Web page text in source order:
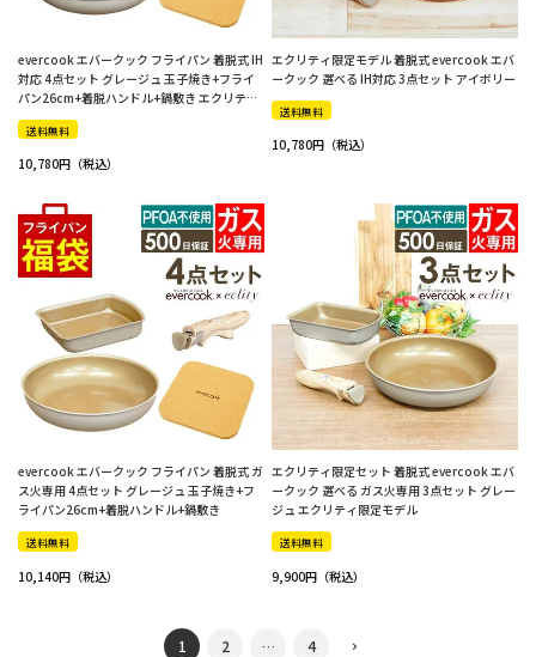
evercook エバークック フライパン 着脱式 IH
対応 4点セット グレージュ 玉子焼き+フライ
パン26cm+着脱ハンドル+鍋敷き エクリティ
限定モデル
送料無料
10,780
エクリティ限定モデル 着脱式 evercook エバ
ークック 選べる IH対応 3点セット アイボリー
送料無料
10,780
evercook エバークック フライパン 着脱式 ガ
ス火専用 4点セット グレージュ 玉子焼き+フ
ライパン26cm+着脱ハンドル+鍋敷き
送料無料
10,140
エクリティ限定セット 着脱式 evercook エバ
ークック 選べる ガス火専用 3点セット グレー
ジュ エクリティ限定モデル
送料無料
9,900
1 2 … 4